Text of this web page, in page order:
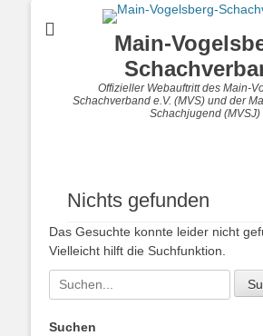
Main-
Offizieller Webauftritt des Main-
Schachverband e.V. (MVS) und der
Schachjugend (MVSJ)
Nichts gefunden
Das Gesuchte konnte leider nicht
Vielleicht hilft die Suchfunktion.
Suchen
nach:
Suchen